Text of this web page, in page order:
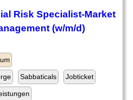
Risk Specialist-Market
(w/m/d)
Sabbaticals Jobticket